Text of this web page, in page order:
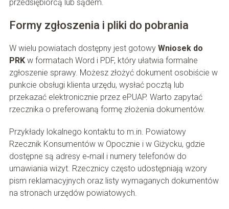
przedsiębiorcą lub sądem.
Formy zgłoszenia i pliki do pobrania
W wielu powiatach dostępny jest gotowy Wniosek do
PRKw formatach Word i PDF, który ułatwia formalne
zgłoszenie sprawy. Możesz złożyć dokument osobiście w
punkcie obsługi klienta urzędu, wysłać pocztą lub
przekazać elektronicznie przez ePUAP. Warto zapytać
rzecznika o preferowaną formę złożenia dokumentów.
Przykłady lokalnego kontaktu to m.in. Powiatowy
Rzecznik Konsumentów w Opocznie i w Giżycku, gdzie
dostępne są adresy e‑mail i numery telefonów do
umawiania wizyt. Rzecznicy często udostępniają wzory
pism reklamacyjnych oraz listy wymaganych dokumentów
na stronach urzędów powiatowych.